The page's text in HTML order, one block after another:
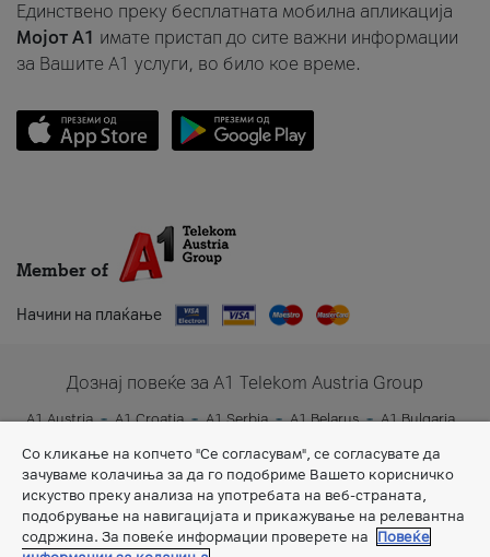
Единствено преку бесплатната мобилна апликација
Мојот A1 имате пристап до сите важни информации
за Вашите A1 услуги, во било кое време.
Member of
Начини на плаќање
Дознај повеќе за A1 Telekom Austria Group
A1 Austria A1 Croatia A1 Serbia A1 Belarus
A1 Bulgaria
Со кликање на копчето "Се согласувам", се согласувате да
зачуваме колачиња за да го подобриме Вашето корисничко
искуство преку анализа на употребата на веб-страната,
подобрување на навигацијата и прикажување на релевантна
содржина. За повеќе информации проверете на
Повеќе